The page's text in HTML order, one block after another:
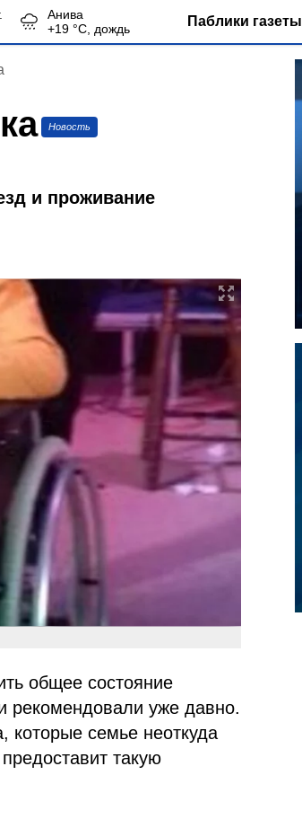
Анива
+19 °С, дождь Паблики газеты
Новость
и проживание
общее состояние
рекомендовали уже давно.
которые семье неоткуда
такую